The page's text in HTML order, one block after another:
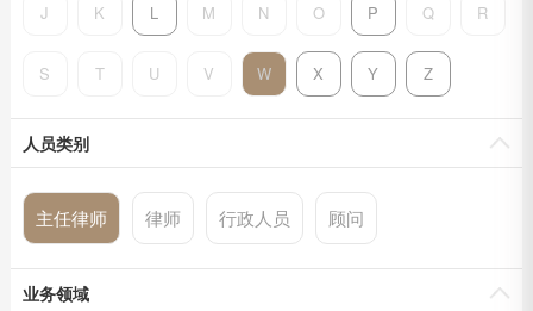
J K L M N O P Q R
S T U V W X Y Z
人员类别
主任律师 律师 行政人员 顾问
业务领域